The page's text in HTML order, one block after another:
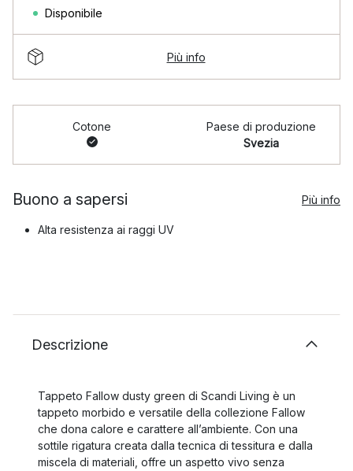
Disponibile
Più info
Cotone
Paese di produzione
Svezia
Buono a sapersi Più info
Alta resistenza ai raggi UV
Descrizione
Tappeto Fallow dusty green di Scandi Living è un
tappeto morbido e versatile della collezione Fallow
che dona calore e carattere all’ambiente. Con una
sottile rigatura creata dalla tecnica di tessitura e dalla
miscela di materiali, offre un aspetto vivo senza